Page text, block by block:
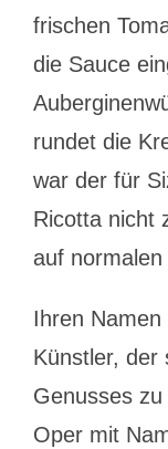
frischen
die Sauce
rundet die
war der für
Ricotta nicht
auf
Ihren
Künstler, der
Genusses
Oper mit